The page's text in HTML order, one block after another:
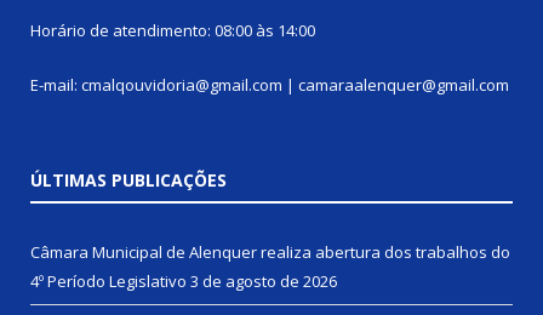
Horário de atendimento: 08:00 às 14:00
E-mail: cmalqouvidoria@gmail.com | camaraalenquer@gmail.com
ÚLTIMAS PUBLICAÇÕES
Câmara Municipal de Alenquer realiza abertura dos trabalhos do
4º Período Legislativo 3 de agosto de 2026